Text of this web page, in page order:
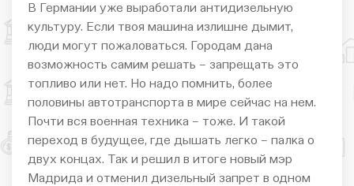
В Германии уже выработали антидизельную
культуру. Если твоя машина излишне дымит,
люди могут пожаловаться. Городам дана
возможность самим решать – запрещать это
топливо или нет. Но надо помнить, более
половины автотранспорта в мире сейчас на нем.
Почти вся военная техника – тоже. И такой
переход в будущее, где дышать легко – палка о
двух концах. Так и решил в итоге новый мэр
Мадрида и отменил дизельный запрет в одном